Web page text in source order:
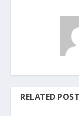
RELATED